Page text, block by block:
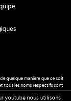
quelque manière que ce soit
tous les noms respectifs sont
1996-2026.
youtube nous utilisons